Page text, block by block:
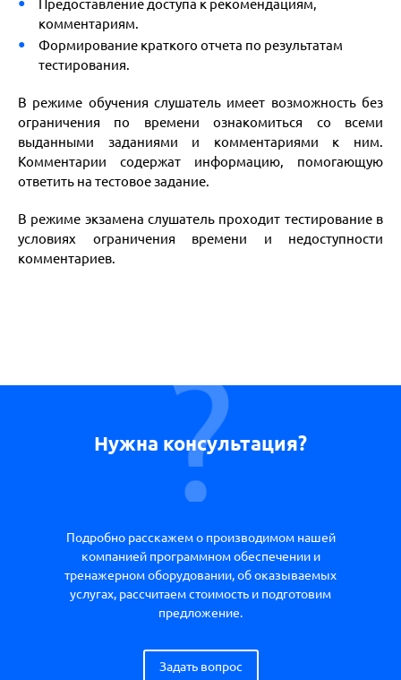
Предоставление доступа к рекомендациям,
комментариям.
Формирование краткого отчета по результатам
тестирования.
В режиме обучения слушатель имеет возможность без
ограничения по времени ознакомиться со всеми
выданными заданиями и комментариями к ним.
Комментарии содержат информацию, помогающую
ответить на тестовое задание.
В режиме экзамена слушатель проходит тестирование в
условиях ограничения времени и недоступности
комментариев.
Нужна консультация?
Подробно расскажем о производимом нашей
компанией программном обеспечении и
тренажерном оборудовании, об оказываемых
услугах, рассчитаем стоимость и подготовим
предложение.
Задать вопрос